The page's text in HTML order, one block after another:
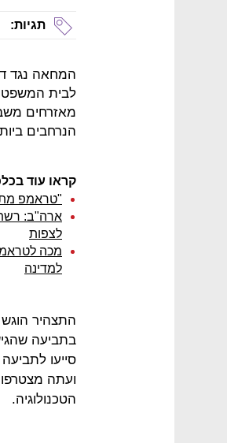
תגיות:
לבית המשפט
מאזרחים
הנרחבים
קראו עוד
"טראמפ
ארה"ב:
לצפות
מכה
למדינה
התצהיר
בתביעה
סייעו לתביעה
ועתה
הטכנולוגיה.